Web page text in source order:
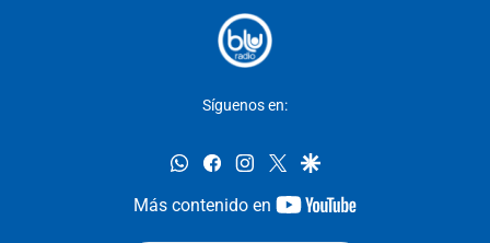
Síguenos en:
whatsappfacebookinstagram
twittergoogle
Más contenido en
youtube-